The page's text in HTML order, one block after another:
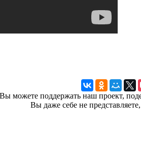
Вы можете поддержать наш проект,
Вы даже себе не